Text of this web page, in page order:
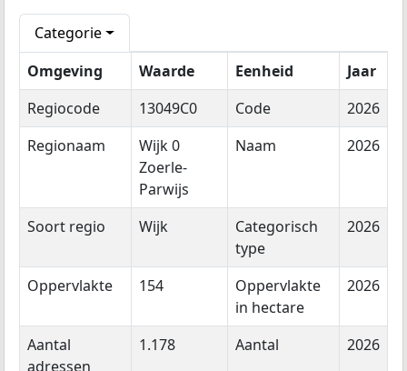
Categorie
Omgeving
Waarde Eenheid
Jaar
Regiocode
13049C0 Code
2026
Regionaam
Wijk 0
Zoerle-
Parwijs
Naam 2026
Soort regio Wijk
Categorisch
type
2026
Oppervlakte 154
Oppervlakte
in hectare
2026
Aantal
adressen
1.178 Aantal 2026